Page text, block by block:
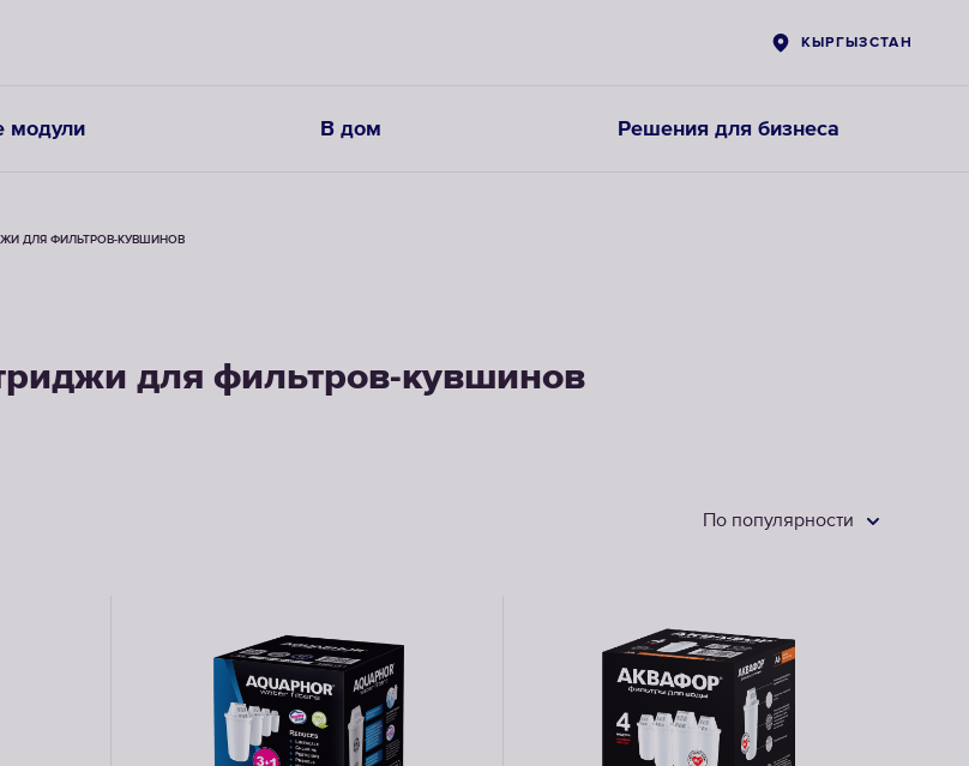
КЫРГЫЗСТАН
модули
насадок
ВЫБРАТЬ
СМЕННЫЕ
МОДУЛИ
В дом Решения для бизнеса
ДЛЯ ФИЛЬТРОВ-КУВШИНОВ
для фильтров-кувшинов
По популярности